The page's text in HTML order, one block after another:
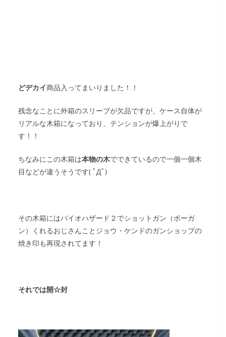
どデカイ商品入ってまいりました！！
残念なことに外箱のスリーブが欠品ですが、ケース自体が
リアルな木箱になっており、テンションが爆上がりで
す！！
ちなみにこの木箱は本物の木でできているので一個一個木
目などが違うそうです( ﾟДﾟ)
その木箱にはバイオハザード２でショットガン（ボーガ
ン）くれるおじさんことジョウ・ケンドのガンショップの
焼き印も再現されてます！
それでは開☆封